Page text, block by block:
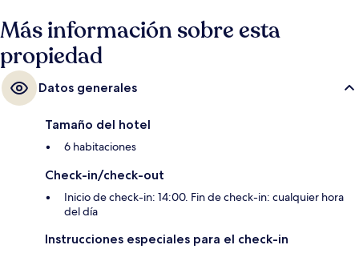
Más información sobre esta
propiedad
Datos generales
Tamaño del hotel
6 habitaciones
Check-in/check-out
Inicio de check-in: 14:00. Fin de check-in: cualquier hora
del día
Instrucciones especiales para el check-in